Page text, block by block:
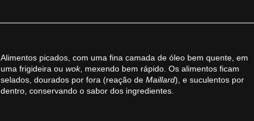
Alimentos picados, com uma fina camada de óleo bem quente, em
uma frigideira ou wok, mexendo bem rápido. Os alimentos ficam
selados, dourados por fora (reação de Maillard), e suculentos por
dentro, conservando o sabor dos ingredientes.